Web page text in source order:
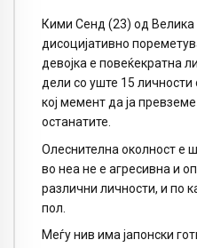
Кими Сенд (23) од Велика
дисоцијативно
девојка е повеќекратна
дели со уште 15
кој мемент да ја
останатите.
Олеснителна околност е
во неа не е агресивна и
различни личности, и по
пол.
Меѓу нив има јапонски